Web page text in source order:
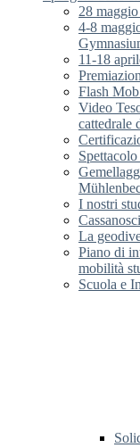
28
4-8
11-18
Flash
Video
cattedrale
I nostri
La
Piano di
mobilità
Scuola e